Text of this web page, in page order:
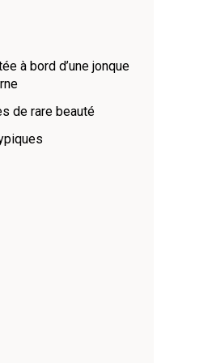
à bord d’une jonque
de rare beauté